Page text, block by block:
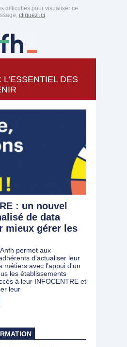
difficultés pour visualiser ce
cliquez ici
L'ESSENTIEL DES
: un nouvel
de data
mieux gérer les
permet aux
d'actualiser leur
métiers avec l'appui d'un
les établissements
à leur INFOCENTRE et
leur